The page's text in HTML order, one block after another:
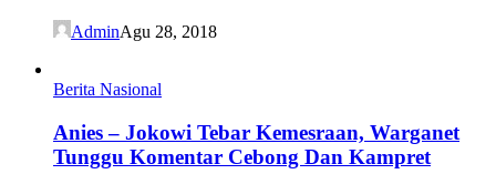
AdminAgu 28, 2018
Berita Nasional
Anies – Jokowi Tebar Kemesraan, Warganet
Tunggu Komentar Cebong Dan Kampret